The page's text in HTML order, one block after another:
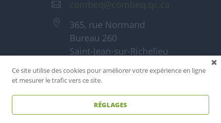
365, rue Normand
Bureau 260
Saint-Jean-sur-Richelieu
Ce site utilise des cookies pour améliorer votre expérience en ligne
et mesurer le trafic vers ce site.
RÉGLAGES